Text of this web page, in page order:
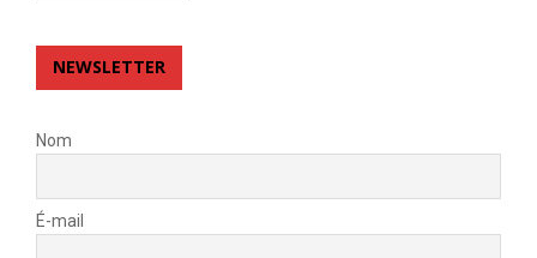
NEWSLETTER
Nom
É-mail